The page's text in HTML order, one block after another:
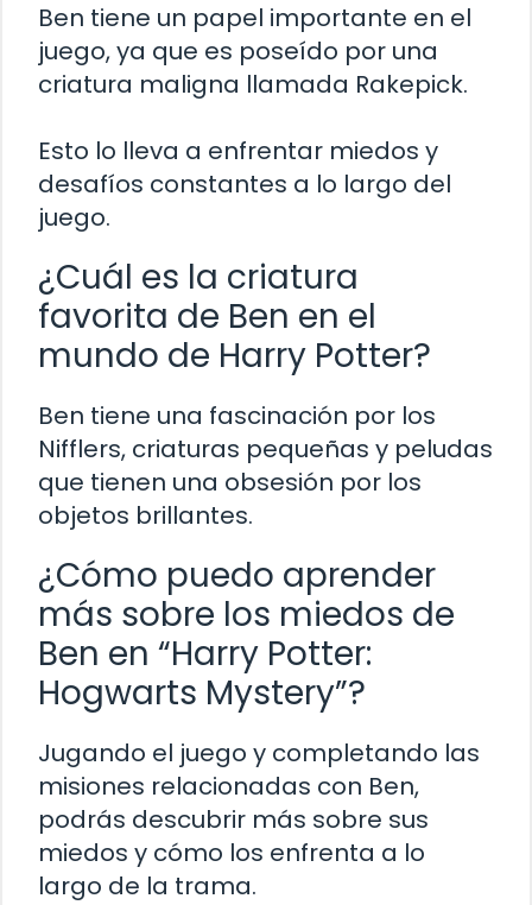
Ben tiene un papel importante en el
juego, ya que es poseído por una
criatura maligna llamada Rakepick.
Esto lo lleva a enfrentar miedos y
desafíos constantes a lo largo del
juego.
¿Cuál es la criatura
favorita de Ben en el
mundo de Harry Potter?
Ben tiene una fascinación por los
Nifflers, criaturas pequeñas y peludas
que tienen una obsesión por los
objetos brillantes.
¿Cómo puedo aprender
más sobre los miedos de
Ben en “Harry Potter:
Hogwarts Mystery”?
Jugando el juego y completando las
misiones relacionadas con Ben,
podrás descubrir más sobre sus
miedos y cómo los enfrenta a lo
largo de la trama.